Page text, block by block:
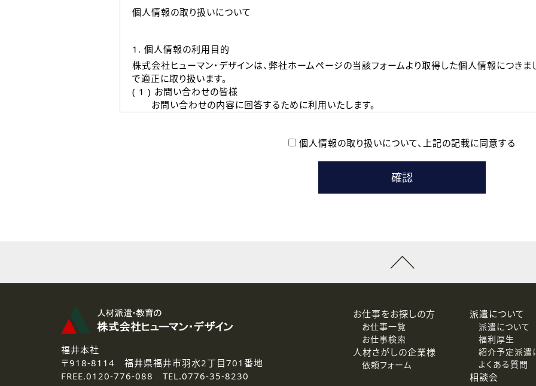
個人情報の取り扱いについて
1. 個人情報の利用目的
株式会社ヒューマン・デザインは、弊社ホームページの当該フォームより取得した個人情報につき
で適正に取り扱います。
( 1 ) お問い合わせの皆様
お問い合わせの内容に回答するために利用いたします。
本登録に関するご連絡および本登録時の参考情報として利用いたします。
なお、ご連絡手段は、電話・Ｅメールのいずれかの方法といたします。
3.個人情報の取り扱いの委託
弊社の定める個人情報保護の評価基準を満たした委託先に、個人情報を委託する場合があります。
4.個人情報の開示等について
ご提供いただいた個人情報の開示等（利用目的の通知、開示、訂正、追加または削除、利用の停止、
個人情報の取り扱いについて、 上記の記載に同意する
福井本社
〒918-8114 福井県福井市羽水2丁目701番地
FREE.0120-776-088 TEL.0776-35-8230
お仕事をお探しの方
お仕事一覧
お仕事検索
人材さがしの企業様
依頼フォーム
派遣について
派遣について
福利厚生
紹介予定派遣
よくある質問
相談会